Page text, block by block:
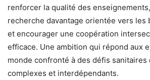
renforcer la qualité des
recherche davantage orientée vers les
et encourager une coopération
efficace. Une ambition qui répond aux
monde confronté à des défis sanitaires
complexes et interdépendants.